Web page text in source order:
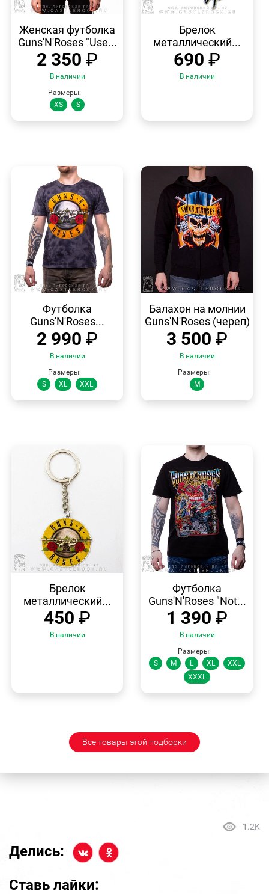
ПРОСМОТР
Женская футболка
Guns'N'Roses "Use...
2 350 ₽
В наличии
Размеры:
XS
S
Брелок
металлический...
690 ₽
В наличии
ПРОСМОТР
Футболка
Guns'N'Roses...
2 990 ₽
В наличии
Размеры:
S
XL XXL
ПРОСМОТР
Балахон на молнии
Guns'N'Roses (череп)
3 500 ₽
В наличии
Размеры:
M
ПРОСМОТР
Брелок
металлический...
450 ₽
В наличии
ПРОСМОТР
Футболка
Guns'N'Roses "Not...
1 390 ₽
В наличии
Размеры:
S
M L XL
XXL
XXXL
Все товары этой подборки
1.2K
Делись:
Ставь лайки: